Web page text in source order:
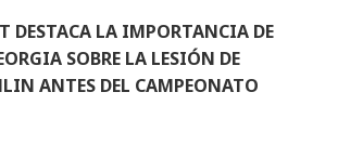
DESTACA LA IMPORTANCIA DE
SOBRE LA LESIÓN DE
ANTES DEL CAMPEONATO